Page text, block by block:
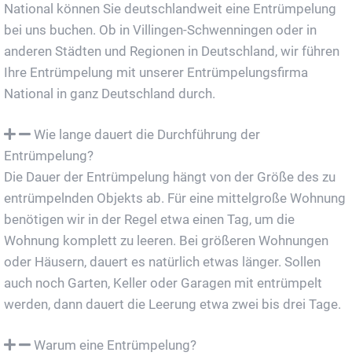
National können Sie deutschlandweit eine Entrümpelung
bei uns buchen. Ob in Villingen-Schwenningen oder in
anderen Städten und Regionen in Deutschland, wir führen
Ihre Entrümpelung mit unserer Entrümpelungsfirma
National in ganz Deutschland durch.
Wie lange dauert die Durchführung der
Entrümpelung?
Die Dauer der Entrümpelung hängt von der Größe des zu
entrümpelnden Objekts ab. Für eine mittelgroße Wohnung
benötigen wir in der Regel etwa einen Tag, um die
Wohnung komplett zu leeren. Bei größeren Wohnungen
oder Häusern, dauert es natürlich etwas länger. Sollen
auch noch Garten, Keller oder Garagen mit entrümpelt
werden, dann dauert die Leerung etwa zwei bis drei Tage.
Warum eine Entrümpelung?